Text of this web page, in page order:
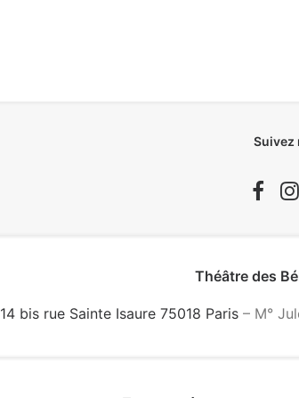
Suivez
Théâtre des
14 bis rue Sainte Isaure 75018 Paris – M°